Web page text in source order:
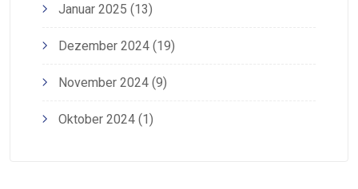
Januar 2025 (13)
Dezember 2024 (19)
November 2024 (9)
Oktober 2024 (1)